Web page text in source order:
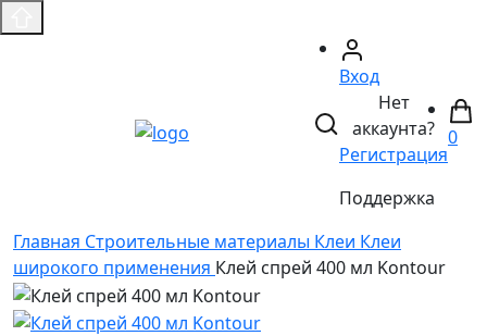
Вход
Нет
аккаунта?
Регистрация
Поддержка
0
Главная Строительные материалы Клеи Клеи
широкого применения Клей спрей 400 мл Kontour